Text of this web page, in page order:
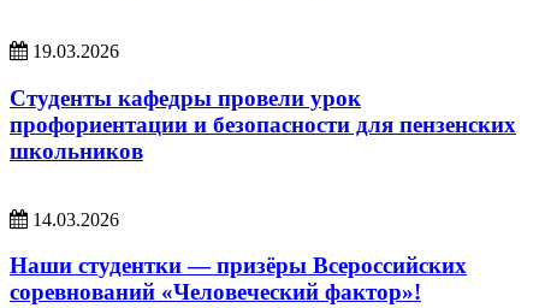
19.03.2026
Студенты кафедры провели урок
профориентации и безопасности для пензенских
школьников
14.03.2026
Наши студентки — призёры Всероссийских
соревнований «Человеческий фактор»!